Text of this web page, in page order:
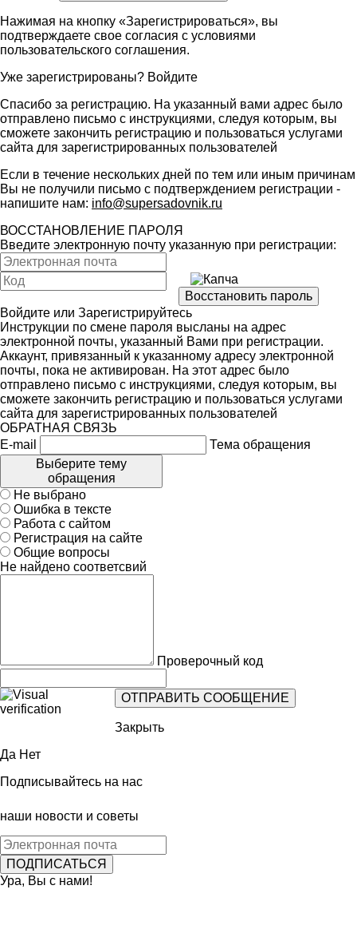
Нажимая на кнопку «Зарегистрироваться», вы
подтверждаете свое согласия с условиями
пользовательского соглашения.
Уже зарегистрированы? Войдите
Спасибо за регистрацию. На указанный вами адрес было
отправлено письмо с инструкциями, следуя которым, вы
сможете закончить регистрацию и пользоваться услугами
сайта для зарегистрированных пользователей
Если в течение нескольких дней по тем или иным причинам
Вы не получили письмо с подтверждением регистрации -
напишите нам: info@supersadovnik.ru
ВОССТАНОВЛЕНИЕ ПАРОЛЯ
Введите электронную почту указанную при регистрации:
Войдите или Зарегистрируйтесь
Инструкции по смене пароля высланы на адрес
электронной почты, указанный Вами при регистрации.
Аккаунт, привязанный к указанному адресу электронной
почты, пока не активирован. На этот адрес было
отправлено письмо с инструкциями, следуя которым, вы
сможете закончить регистрацию и пользоваться услугами
сайта для зарегистрированных пользователей
ОБРАТНАЯ СВЯЗЬ
E-mail
Тема обращения
Выберите тему
обращения
Не выбрано
Ошибка в тексте
Работа с сайтом
Регистрация на сайте
Общие вопросы
Не найдено соответсвий
Проверочный код
Закрыть
Да Нет
Подписывайтесь на нас
наши новости и советы
Ура, Вы с нами!